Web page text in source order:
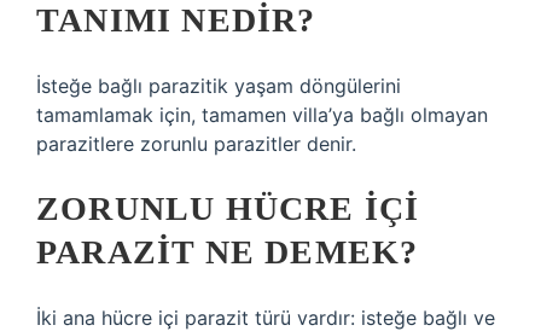
TANIMI NEDIR?
İsteğe bağlı parazitik yaşam döngülerini
tamamlamak için, tamamen villa’ya bağlı olmayan
parazitlere zorunlu parazitler denir.
ZORUNLU HÜCRE IÇI
PARAZIT NE DEMEK?
İki ana hücre içi parazit türü vardır: isteğe bağlı ve